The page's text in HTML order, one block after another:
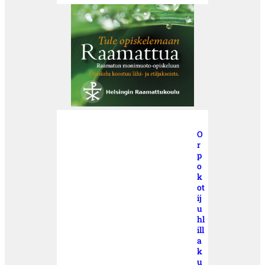
O
r
p
o
k
ot
ij
u
hl
ill
a
k
u